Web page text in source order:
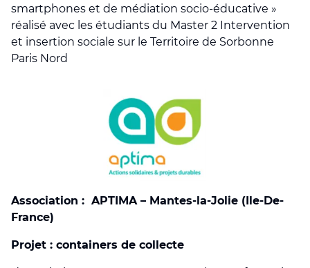
smartphones et de médiation socio-éducative »
réalisé avec les étudiants du Master 2 Intervention
et insertion sociale sur le Territoire de Sorbonne
Paris Nord
Association : APTIMA – Mantes-la-Jolie (Ile-De-
France)
Projet : containers de collecte